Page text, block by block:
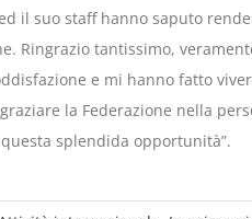
ed il suo staff hanno saputo
Ringrazio tantissimo,
e mi hanno fatto
la Federazione nella
splendida opportunità”.